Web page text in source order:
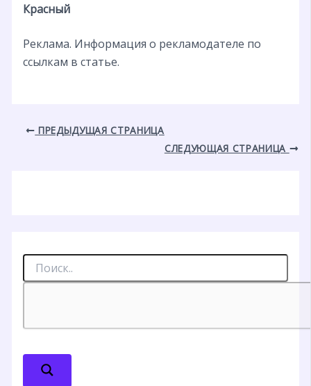
Красный
Реклама. Информация о рекламодателе по
ссылкам в статье.
ПРЕДЫДУЩАЯ СТРАНИЦА
СЛЕДУЮЩАЯ СТРАНИЦА